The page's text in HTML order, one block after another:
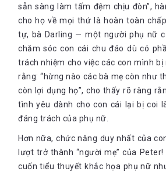
sẵn sàng làm tấm đệm chịu đòn”,
cho họ về mọi thứ là hoàn toàn
tự, bà Darling — một người phụ nữ
chăm sóc con cái chu đáo dù có
trách nhiệm cho việc các con mình
rằng: “hừng nào các bà mẹ còn như
còn lợi dụng họ”, cho thấy rõ ràng
tình yêu dành cho con cái lại bị coi
đáng trách của phụ nữ.
Hơn nữa, chức năng duy nhất của
lượt trở thành “người mẹ” của
cuốn tiểu thuyết khắc họa phụ nữ